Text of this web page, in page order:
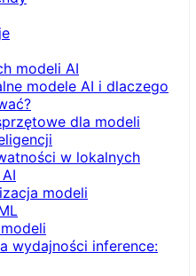
modeli AI
modele AI i dlaczego
dla modeli
w lokalnych
modeli
wydajności inference: